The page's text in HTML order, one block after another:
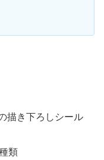
描き下ろしシール
類